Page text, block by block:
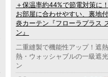
＋保温率約44%で節電対策に
お部屋に合わせやすい、裏地
炎カーテン『フローラプラス
ン』
二重縫製で機能性アップ！遮
熱・ウォッシャブルの一級遮
ン